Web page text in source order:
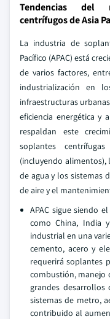
Tendencias del
centrífugos de Asia
La industria de
Pacífico (APAC) está
de varios factores,
industrialización en
infraestructuras
eficiencia energética y
respaldan este
soplantes
(incluyendo alimentos),
de agua y los sistemas
de aire y el
APAC sigue siendo
como China, India
industrial en una
cemento, acero y
requerirá soplantes
combustión, manejo
grandes desarrollos
sistemas de metro,
contribuido al